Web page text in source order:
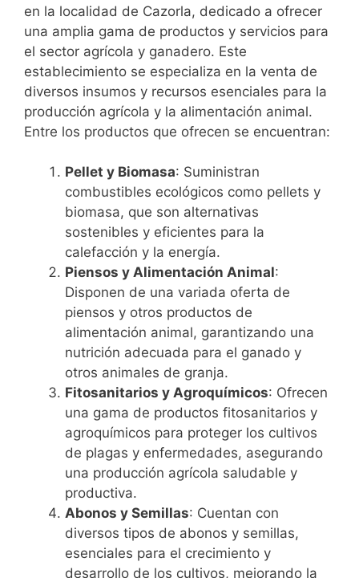
en la localidad de Cazorla, dedicado a ofrecer
una amplia gama de productos y servicios para
el sector agrícola y ganadero. Este
establecimiento se especializa en la venta de
diversos insumos y recursos esenciales para la
producción agrícola y la alimentación animal.
Entre los productos que ofrecen se encuentran:
Pellet y Biomasa: Suministran
combustibles ecológicos como pellets y
biomasa, que son alternativas
sostenibles y eficientes para la
calefacción y la energía.
Piensos y Alimentación Animal:
Disponen de una variada oferta de
piensos y otros productos de
alimentación animal, garantizando una
nutrición adecuada para el ganado y
otros animales de granja.
Fitosanitarios y Agroquímicos: Ofrecen
una gama de productos fitosanitarios y
agroquímicos para proteger los cultivos
de plagas y enfermedades, asegurando
una producción agrícola saludable y
productiva.
Abonos y Semillas: Cuentan con
diversos tipos de abonos y semillas,
esenciales para el crecimiento y
desarrollo de los cultivos, mejorando la